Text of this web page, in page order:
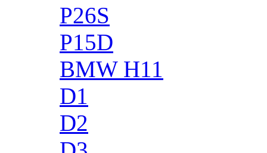
P26S
P15D
BMW H11
D1
D2